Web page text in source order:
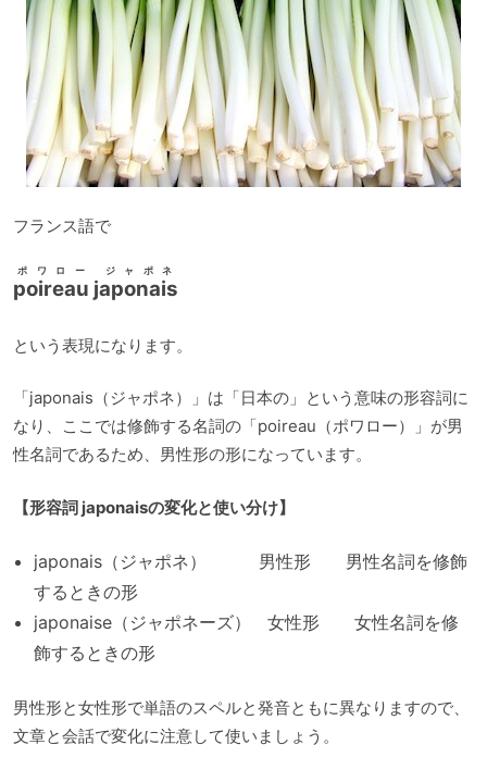
フランス語で
poireau japonais
ポワロー ジャポネ
という表現になります。
「japonais（ジャポネ）」は「日本の」という意味の形容詞に
なり、ここでは修飾する名詞の「poireau（ポワロー）」が男
性名詞であるため、男性形の形になっています。
【形容詞 japonaisの変化と使い分け】
japonais（ジャポネ） 男性形 男性名詞を修飾
するときの形
japonaise（ジャポネーズ） 女性形 女性名詞を修
飾するときの形
男性形と女性形で単語のスペルと発音ともに異なりますので、
文章と会話で変化に注意して使いましょう。